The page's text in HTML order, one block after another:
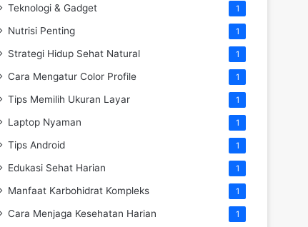
Teknologi & Gadget 1
Nutrisi Penting 1
Strategi Hidup Sehat Natural 1
Cara Mengatur Color Profile 1
Tips Memilih Ukuran Layar 1
Laptop Nyaman 1
Tips Android 1
Edukasi Sehat Harian 1
Manfaat Karbohidrat Kompleks 1
Cara Menjaga Kesehatan Harian 1